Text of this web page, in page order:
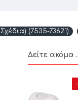
(7535-73621)
Δείτε ακόμα